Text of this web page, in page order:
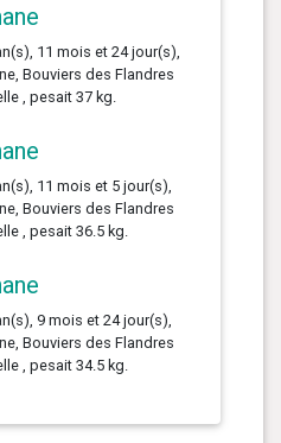
11 mois et 24 jour(s),
Bouviers des Flandres
, pesait 37 kg.
11 mois et 5 jour(s),
Bouviers des Flandres
, pesait 36.5 kg.
9 mois et 24 jour(s),
Bouviers des Flandres
, pesait 34.5 kg.